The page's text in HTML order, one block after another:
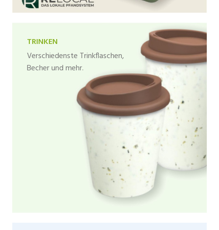
TRINKEN
Verschiedenste Trinkflaschen,
Becher und mehr.